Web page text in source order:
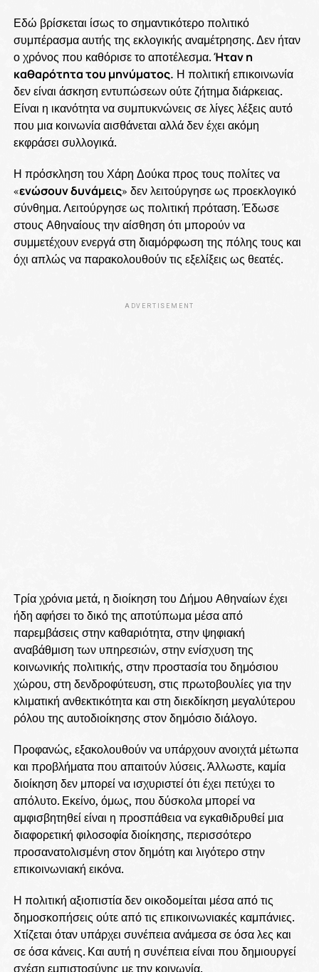
Εδώ βρίσκεται ίσως το σημαντικότερο πολιτικό
συμπέρασμα αυτής της εκλογικής αναμέτρησης. Δεν ήταν
ο χρόνος που καθόρισε το αποτέλεσμα.Ήταν η
καθαρότητα του μηνύματος. Η πολιτική επικοινωνία
δεν είναι άσκηση εντυπώσεων ούτε ζήτημα διάρκειας.
Είναι η ικανότητα να συμπυκνώνεις σε λίγες λέξεις αυτό
που μια κοινωνία αισθάνεται αλλά δεν έχει ακόμη
εκφράσει συλλογικά.
Η πρόσκληση του Χάρη Δούκα προς τους πολίτες να
«ενώσουν δυνάμεις» δεν λειτούργησε ως προεκλογικό
σύνθημα. Λειτούργησε ως πολιτική πρόταση. Έδωσε
στους Αθηναίους την αίσθηση ότι μπορούν να
συμμετέχουν ενεργά στη διαμόρφωση της πόλης τους και
όχι απλώς να παρακολουθούν τις εξελίξεις ως θεατές.
ADVERTISEMENT
Τρία χρόνια μετά, η διοίκηση του Δήμου Αθηναίων έχει
ήδη αφήσει το δικό της αποτύπωμα μέσα από
παρεμβάσεις στην καθαριότητα, στην ψηφιακή
αναβάθμιση των υπηρεσιών, στην ενίσχυση της
κοινωνικής πολιτικής, στην προστασία του δημόσιου
χώρου, στη δενδροφύτευση, στις πρωτοβουλίες για την
κλιματική ανθεκτικότητα και στη διεκδίκηση μεγαλύτερου
ρόλου της αυτοδιοίκησης στον δημόσιο διάλογο.
Προφανώς, εξακολουθούν να υπάρχουν ανοιχτά μέτωπα
και προβλήματα που απαιτούν λύσεις. Άλλωστε, καμία
διοίκηση δεν μπορεί να ισχυριστεί ότι έχει πετύχει το
απόλυτο. Εκείνο, όμως, που δύσκολα μπορεί να
αμφισβητηθεί είναι η προσπάθεια να εγκαθιδρυθεί μια
διαφορετική φιλοσοφία διοίκησης, περισσότερο
προσανατολισμένη στον δημότη και λιγότερο στην
επικοινωνιακή εικόνα.
Η πολιτική αξιοπιστία δεν οικοδομείται μέσα από τις
δημοσκοπήσεις ούτε από τις επικοινωνιακές καμπάνιες.
Χτίζεται όταν υπάρχει συνέπεια ανάμεσα σε όσα λες και
σε όσα κάνεις. Και αυτή η συνέπεια είναι που δημιουργεί
σχέση εμπιστοσύνης με την κοινωνία.